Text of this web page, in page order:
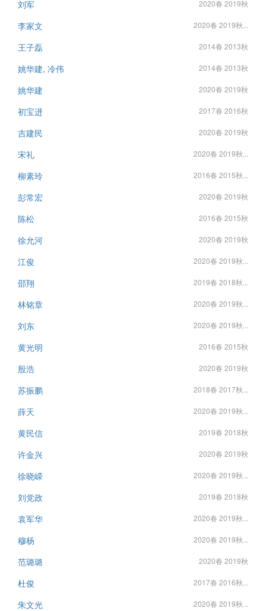
刘军 2020春 2019秋
李家文 2020春 2019秋...
王子磊 2014春 2013秋
姚华建, 冷伟 2014春 2013秋
姚华建 2020春 2019秋
初宝进 2017春 2016秋
吉建民 2020春 2019秋
宋礼 2020春 2019秋...
柳素玲 2016春 2015秋...
彭常宏 2020春 2019秋
陈松 2016春 2015秋
徐允河 2020春 2019秋
江俊 2020春 2019秋...
邵翔 2019春 2018秋...
林铭章 2020春 2019秋...
刘东 2020春 2019秋...
黄光明 2016春 2015秋
殷浩 2020春 2019秋
苏振鹏 2018春 2017秋...
薛天 2020春 2019秋...
黄民信 2019春 2018秋
许金兴 2020春 2019秋
徐晓嵘 2020春 2019秋...
刘党政 2019春 2018秋
袁军华 2020春 2019秋...
穆杨 2020春 2019秋...
范璐璐 2020春 2019秋
杜俊 2017春 2016秋...
朱文光 2020春 2019秋...